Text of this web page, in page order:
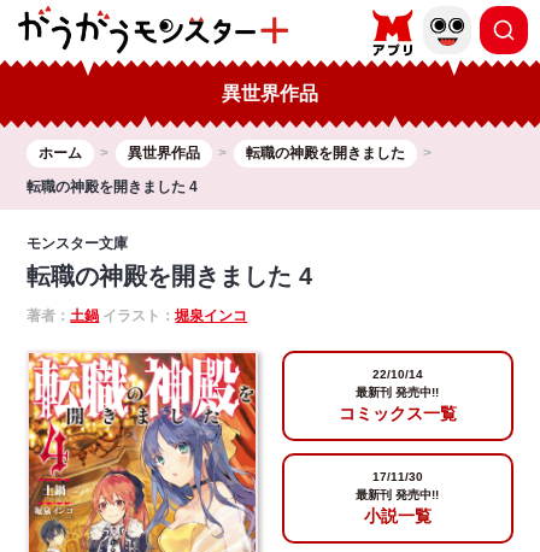
異世界作品
ホーム 異世界作品
転職の神殿を開きました
転職の神殿を開きました 4
モンスター文庫
転職の神殿を開きました 4
著者：土鍋 イラスト：堀泉インコ
22/10/14
最新刊 発売中!!
コミックス一覧
17/11/30
最新刊 発売中!!
小説一覧